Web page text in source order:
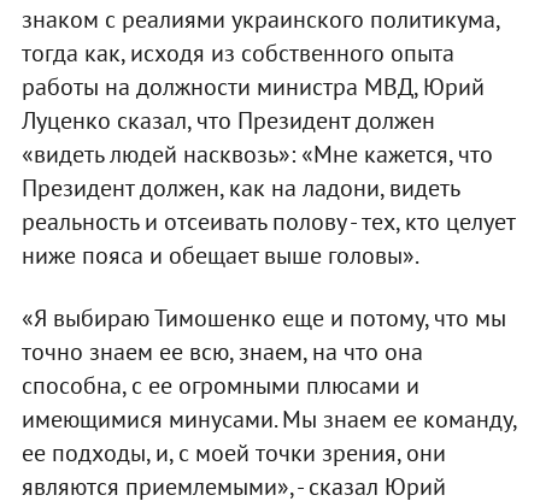
знаком с реалиями украинского политикума,
тогда как, исходя из собственного опыта
работы на должности министра МВД, Юрий
Луценко сказал, что Президент должен
«видеть людей насквозь»: «Мне кажется, что
Президент должен, как на ладони, видеть
реальность и отсеивать полову - тех, кто целует
ниже пояса и обещает выше головы».
«Я выбираю Тимошенко еще и потому, что мы
точно знаем ее всю, знаем, на что она
способна, с ее огромными плюсами и
имеющимися минусами. Мы знаем ее команду,
ее подходы, и, с моей точки зрения, они
являются приемлемыми», - сказал Юрий